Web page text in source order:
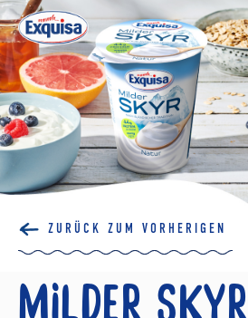
ZURÜCK ZUM VORHERIGEN
MILDER SKYR